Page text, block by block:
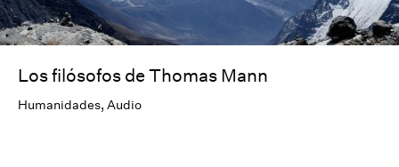
Los filósofos de Thomas Mann
Humanidades, Audio